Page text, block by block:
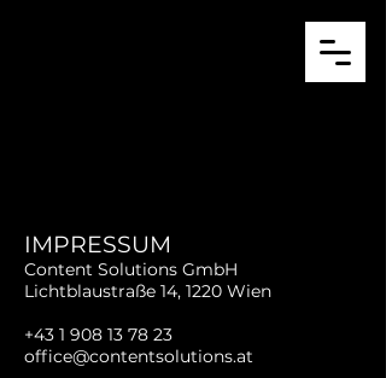
IMPRESSUM
Content Solutions GmbH
Lichtblaustraße 14, 1220 Wien
+43 1 908 13 78 23
office@contentsolutions.at